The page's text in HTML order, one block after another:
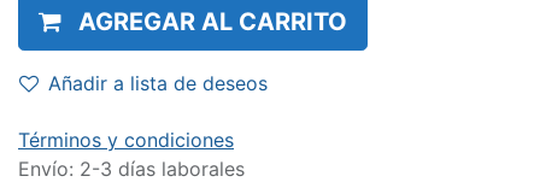
AGREGAR AL CARRITO
Añadir a lista de deseos
Términos y condiciones
Envío: 2-3 días laborales